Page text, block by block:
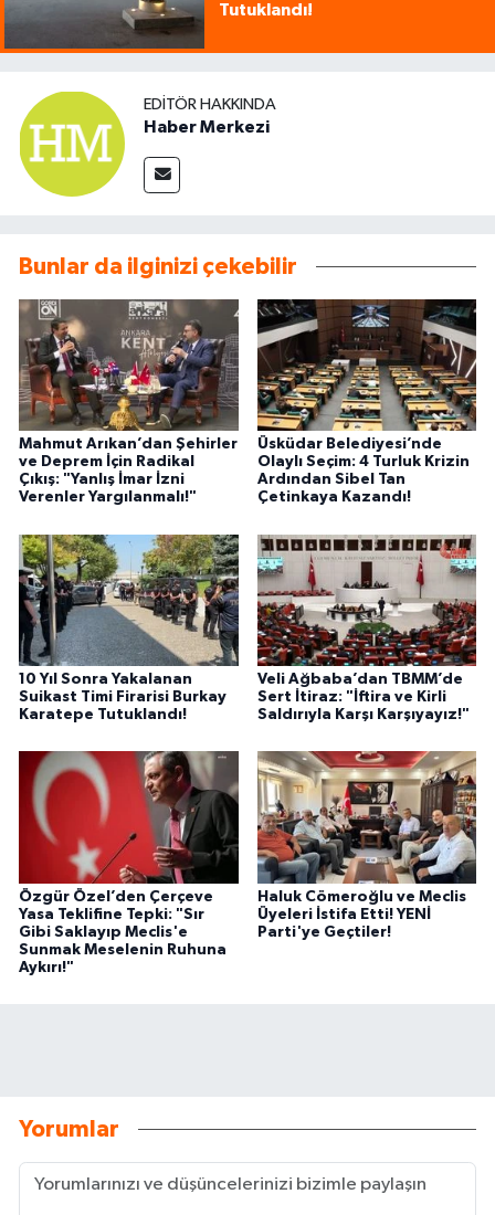
Tutuklandı!
EDITÖR HAKKINDA
Haber Merkezi
Bunlar da ilginizi çekebilir
Mahmut Arıkan’dan Şehirler
ve Deprem İçin Radikal
Çıkış: "Yanlış İmar İzni
Verenler Yargılanmalı!"
Üsküdar Belediyesi’nde
Olaylı Seçim: 4 Turluk Krizin
Ardından Sibel Tan
Çetinkaya Kazandı!
10 Yıl Sonra Yakalanan
Suikast Timi Firarisi Burkay
Karatepe Tutuklandı!
Veli Ağbaba’dan TBMM’de
Sert İtiraz: "İftira ve Kirli
Saldırıyla Karşı Karşıyayız!"
Özgür Özel’den Çerçeve
Yasa Teklifine Tepki: "Sır
Gibi Saklayıp Meclis'e
Sunmak Meselenin Ruhuna
Aykırı!"
Haluk Cömeroğlu ve Meclis
Üyeleri İstifa Etti! YENİ
Parti'ye Geçtiler!
Yorumlar